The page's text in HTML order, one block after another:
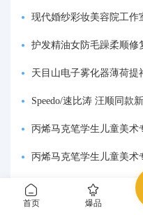
首页 爆品